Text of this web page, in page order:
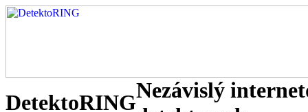
DetektoRINGNezávislý